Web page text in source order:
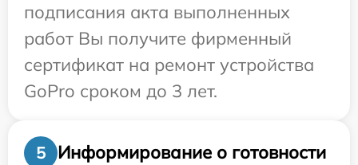
подписания акта выполненных
работ Вы получите фирменный
сертификат на ремонт устройства
GoPro сроком до 3 лет.
5
Информирование о готовности